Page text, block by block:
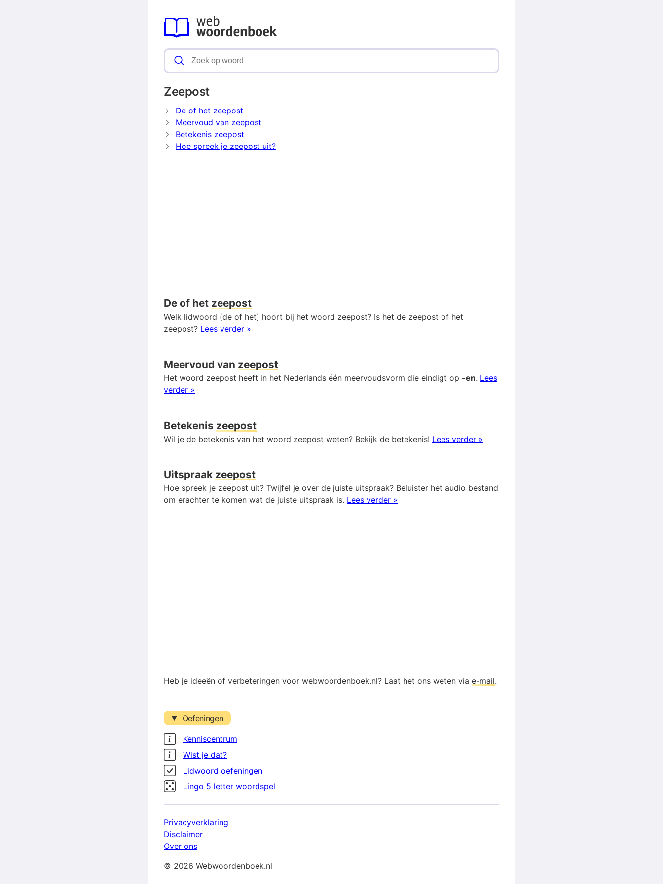
Zeepost
De of het zeepost
Meervoud van zeepost
Betekenis zeepost
Hoe spreek je zeepost uit?
De of het zeepost
Welk lidwoord (de of het) hoort bij het woord zeepost? Is het de zeepost of het
zeepost? Lees verder »
Meervoud van zeepost
Het woord zeepost heeft in het Nederlands één meervoudsvorm die eindigt op -en. Lees
verder »
Betekenis zeepost
Wil je de betekenis van het woord zeepost weten? Bekijk de betekenis! Lees verder »
Uitspraak zeepost
Hoe spreek je zeepost uit? Twijfel je over de juiste uitspraak? Beluister het audio bestand
om erachter te komen wat de juiste uitspraak is. Lees verder »
Heb je ideeën of verbeteringen voor webwoordenboek.nl? Laat het ons weten via e-mail.
Oefeningen
Kenniscentrum
Wist je dat?
Lidwoord oefeningen
Lingo 5 letter woordspel
Privacyverklaring
Disclaimer
Over ons
© 2026 Webwoordenboek.nl